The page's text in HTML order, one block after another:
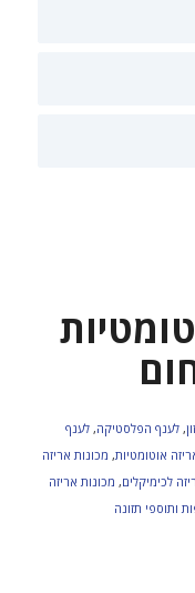
, לענף הפלסטיקה, לענף
אוטומטיות, מכונות אריזה
לכימיקלים, מכונות אריזה
ותוספי תזונה